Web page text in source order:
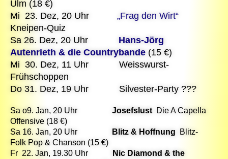
Ulm (18 €)
Mi 23. Dez, 20 Uhr „Frag den Wirt“
Kneipen-Quiz
Sa 26. Dez, 20 Uhr Hans-Jörg
Autenrieth & die Countrybande (15 €)
Mi 30. Dez, 11 Uhr Weisswurst-
Frühschoppen
Do 31. Dez, 19 Uhr Silvester-Party ???
Sa o9. Jan, 20 Uhr JosefslustDie A Capella
Offensive (18 €)
Sa 16. Jan, 20 Uhr
Blitz & Hoffnung Blitz-
Folk Pop & Chanson (15 €)
Fr 22. Jan, 19.30 Uhr
Nic Diamond & the